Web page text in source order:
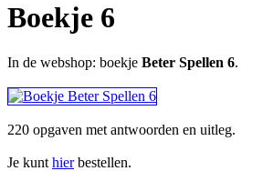
Boekje 6
In de webshop: boekje Beter Spellen 6.
220 opgaven met antwoorden en uitleg.
Je kunt hierbestellen.